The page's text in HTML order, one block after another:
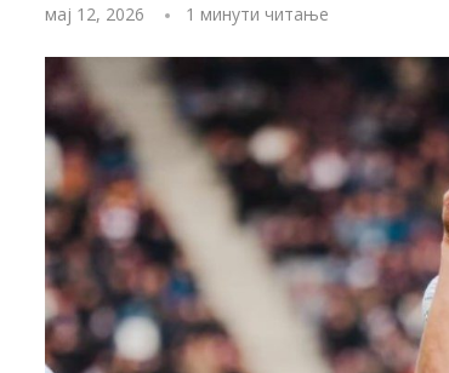
мај 12, 2026 1 минути читање